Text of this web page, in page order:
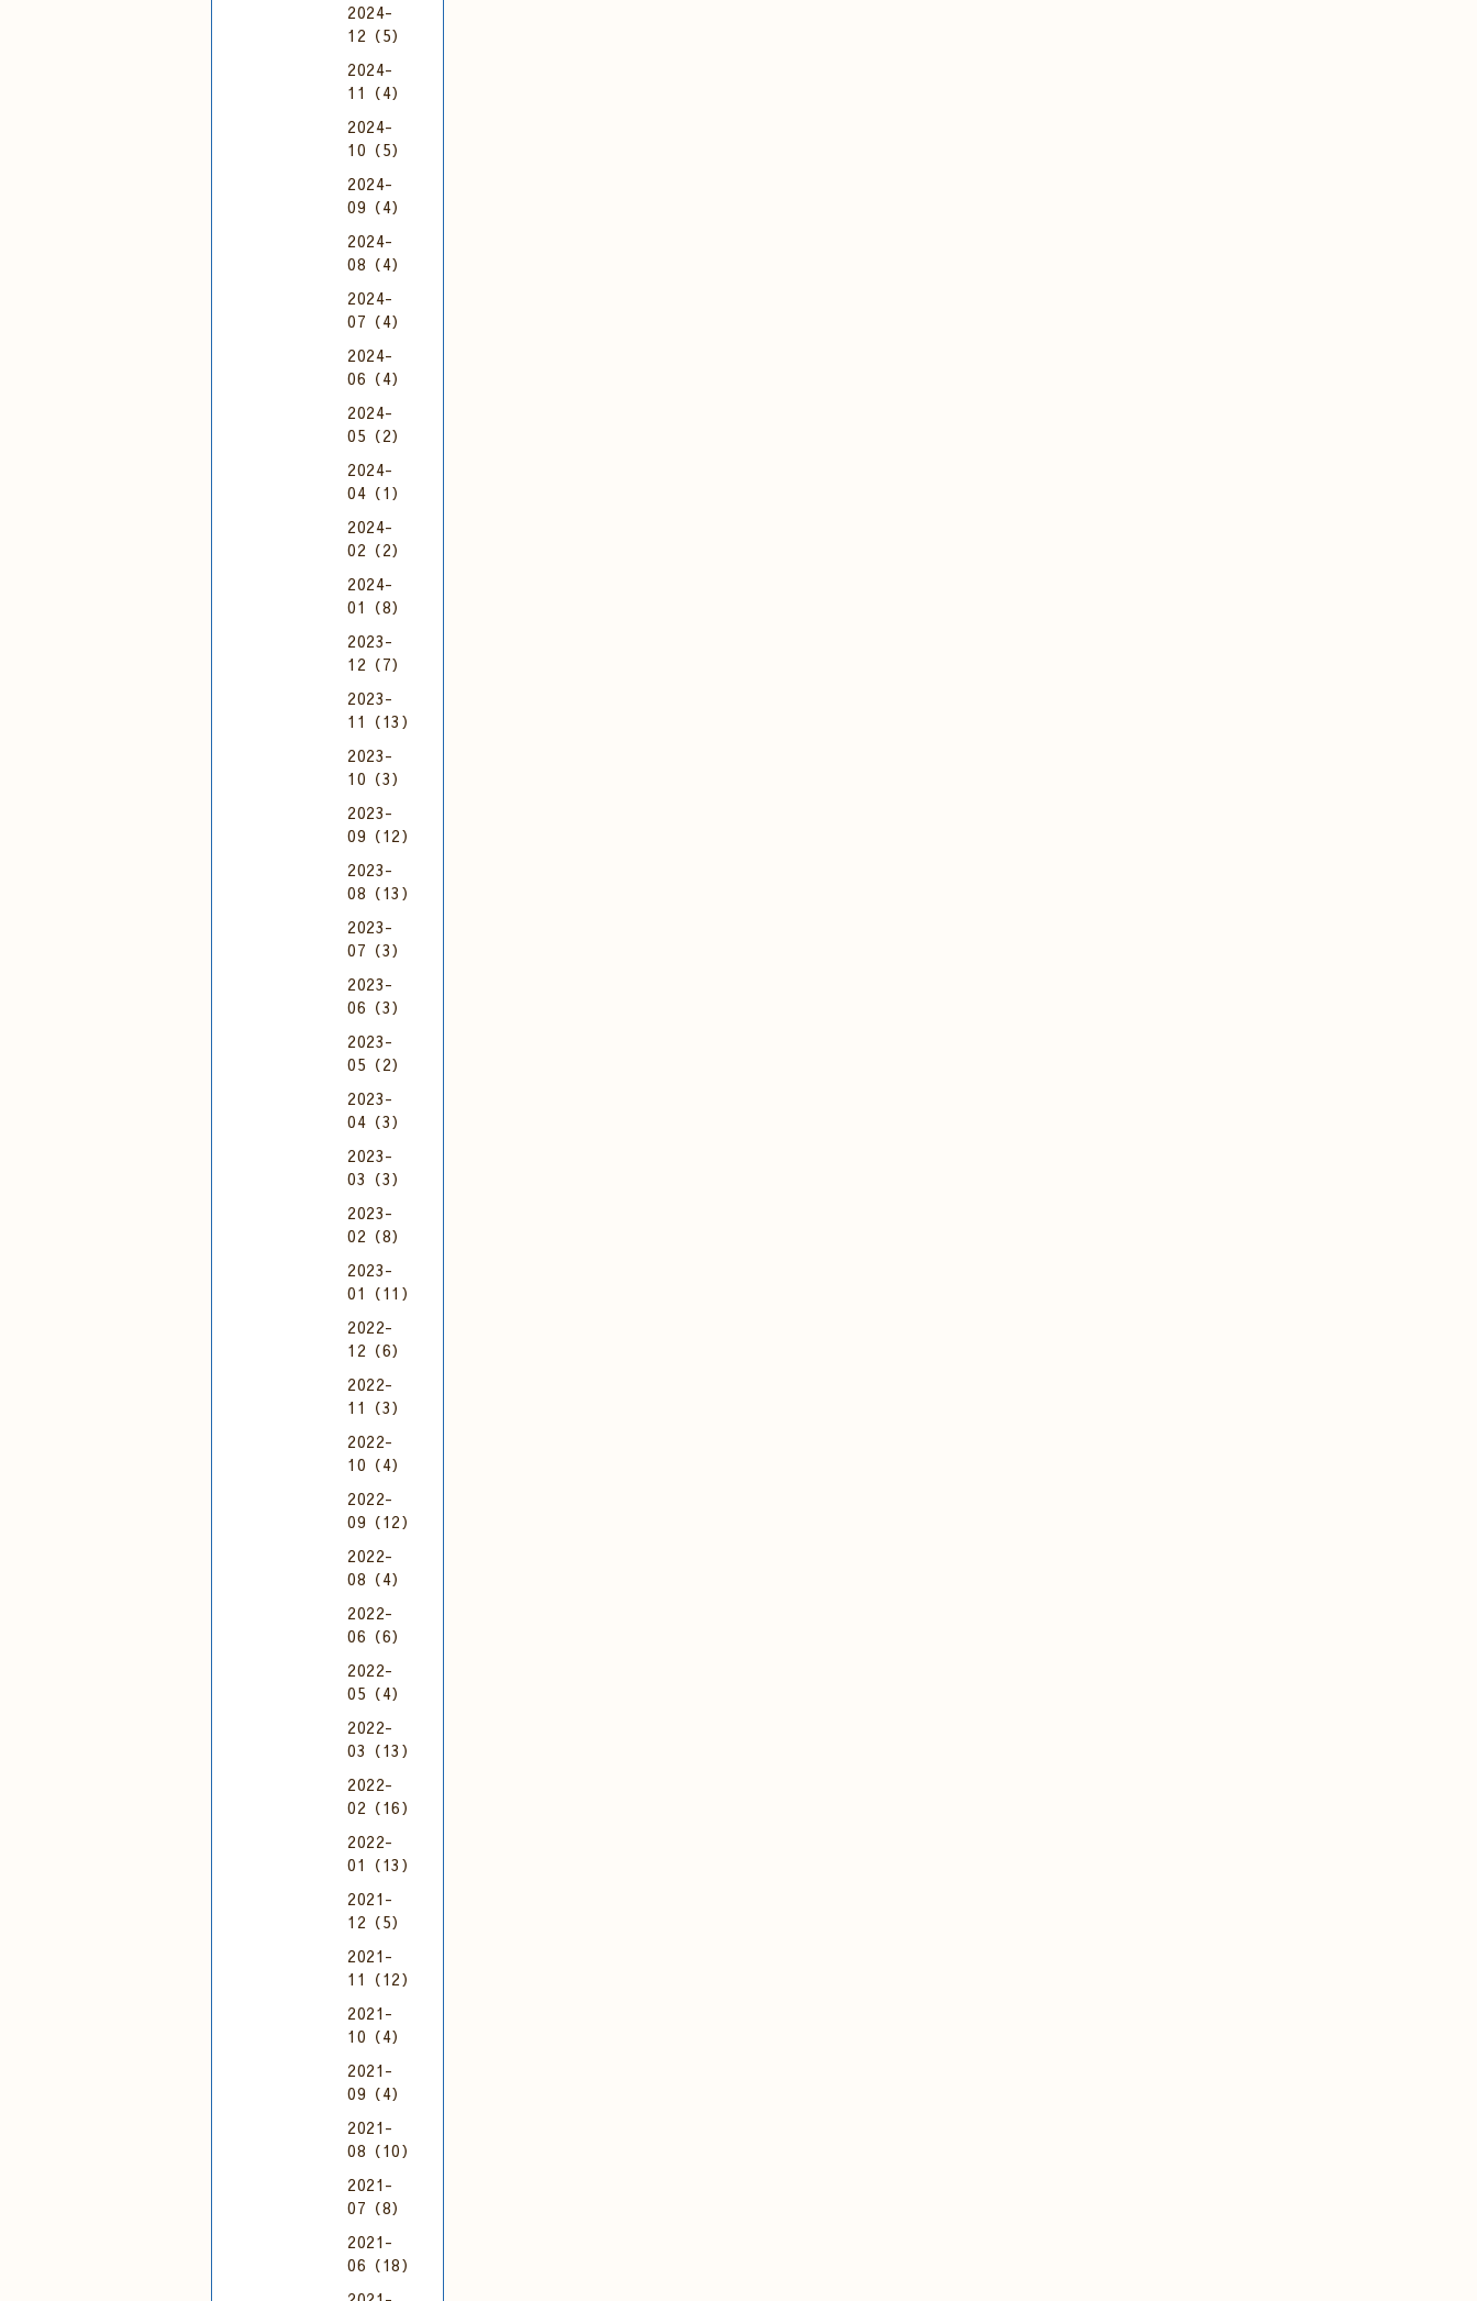
2024-
12（5）
2024-
11（4）
2024-
10（5）
2024-
09（4）
2024-
08（4）
2024-
07（4）
2024-
06（4）
2024-
05（2）
2024-
04（1）
2024-
02（2）
2024-
01（8）
2023-
12（7）
2023-
11（13）
2023-
10（3）
2023-
09（12）
2023-
08（13）
2023-
07（3）
2023-
06（3）
2023-
05（2）
2023-
04（3）
2023-
03（3）
2023-
02（8）
2023-
01（11）
2022-
12（6）
2022-
11（3）
2022-
10（4）
2022-
09（12）
2022-
08（4）
2022-
06（6）
2022-
05（4）
2022-
03（13）
2022-
02（16）
2022-
01（13）
2021-
12（5）
2021-
11（12）
2021-
10（4）
2021-
09（4）
2021-
08（10）
2021-
07（8）
2021-
06（18）